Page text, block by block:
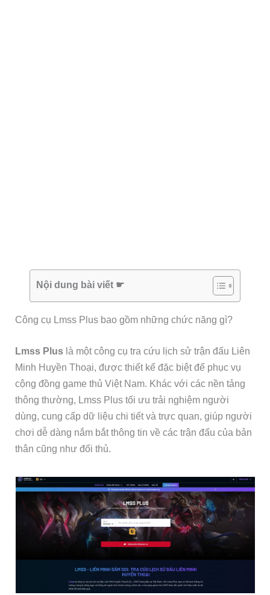
Nội dung bài viết ☛
Công cụ Lmss Plus bao gồm những chức năng gì?
Lmss Plus là một công cụ tra cứu lịch sử trận đấu Liên
Minh Huyền Thoại, được thiết kế đặc biệt để phục vụ
cộng đồng game thủ Việt Nam. Khác với các nền tảng
thông thường, Lmss Plus tối ưu trải nghiệm người
dùng, cung cấp dữ liệu chi tiết và trực quan, giúp người
chơi dễ dàng nắm bắt thông tin về các trận đấu của bản
thân cũng như đối thủ.